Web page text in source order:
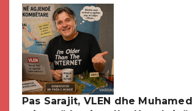
Pas Sarajit, VLEN dhe